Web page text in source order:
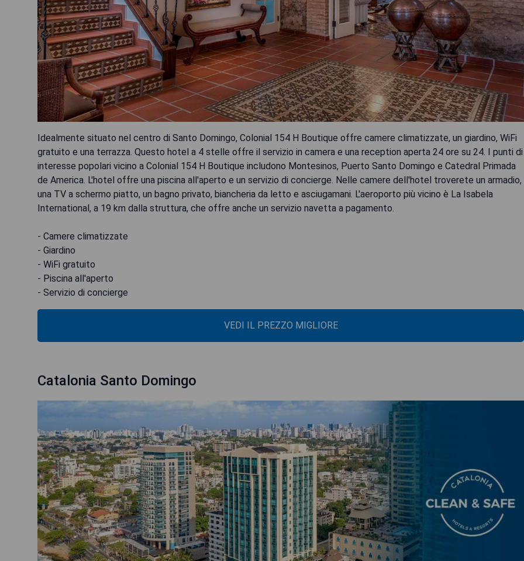
Idealmente situato nel centro di Santo Domingo, Colonial 154 H Boutique offre camere climatizzate, un giardino, WiFi
gratuito e una terrazza. Questo hotel a 4 stelle offre il servizio in camera e una reception aperta 24 ore su 24. I punti di
interesse popolari vicino a Colonial 154 H Boutique includono Montesinos, Puerto Santo Domingo e Catedral Primada
de America. L'hotel offre una piscina all'aperto e un servizio di concierge. Nelle camere dell'hotel troverete un armadio,
una TV a schermo piatto, un bagno privato, biancheria da letto e asciugamani. L'aeroporto più vicino è La Isabela
International, a 19 km dalla struttura, che offre anche un servizio navetta a pagamento.
- Camere climatizzate
- Giardino
- WiFi gratuito
- Piscina all'aperto
- Servizio di concierge
VEDI IL PREZZO MIGLIORE
Catalonia Santo Domingo